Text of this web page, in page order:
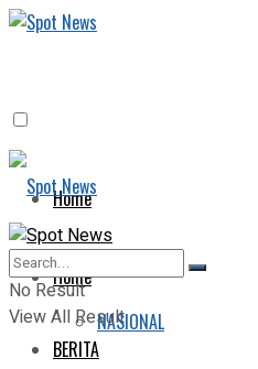
Home
BERITA
NASIONAL
Home
BERITA
No Result
View All Result